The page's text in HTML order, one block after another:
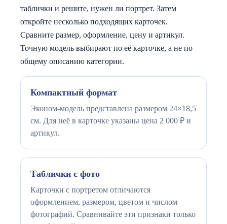
таблички и решите, нужен ли портрет. Затем
откройте несколько подходящих карточек.
Сравните размер, оформление, цену и артикул.
Точную модель выбирают по её карточке, а не по
общему описанию категории.
Компактный формат
Эконом-модель представлена размером 24×18,5
см. Для неё в карточке указаны цена 2 000 ₽ и
артикул.
Таблички с фото
Карточки с портретом отличаются
оформлением, размером, цветом и числом
фотографий. Сравнивайте эти признаки только